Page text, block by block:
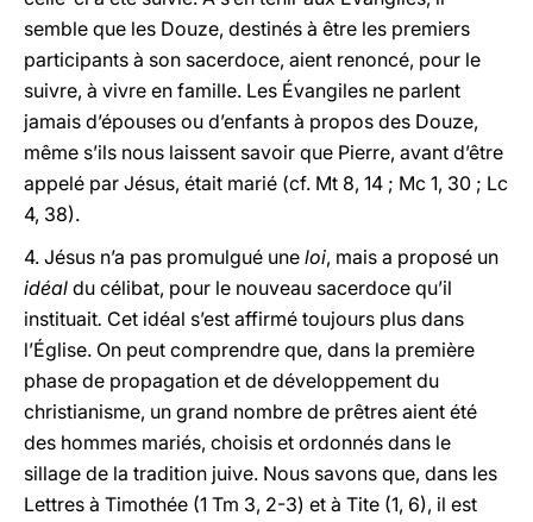
semble que les Douze, destinés à être les premiers
participants à son sacerdoce, aient renoncé, pour le
suivre, à vivre en famille. Les Évangiles ne parlent
jamais d’épouses ou d’enfants à propos des Douze,
même s’ils nous laissent savoir que Pierre, avant d’être
appelé par Jésus, était marié (cf. Mt 8, 14 ; Mc 1, 30 ; Lc
4, 38).
4. Jésus n’a pas promulgué une loi, mais a proposé un
idéal du célibat, pour le nouveau sacerdoce qu’il
instituait. Cet idéal s’est affirmé toujours plus dans
l’Église. On peut comprendre que, dans la première
phase de propagation et de développement du
christianisme, un grand nombre de prêtres aient été
des hommes mariés, choisis et ordonnés dans le
sillage de la tradition juive. Nous savons que, dans les
Lettres à Timothée (1 Tm 3, 2-3) et à Tite (1, 6), il est